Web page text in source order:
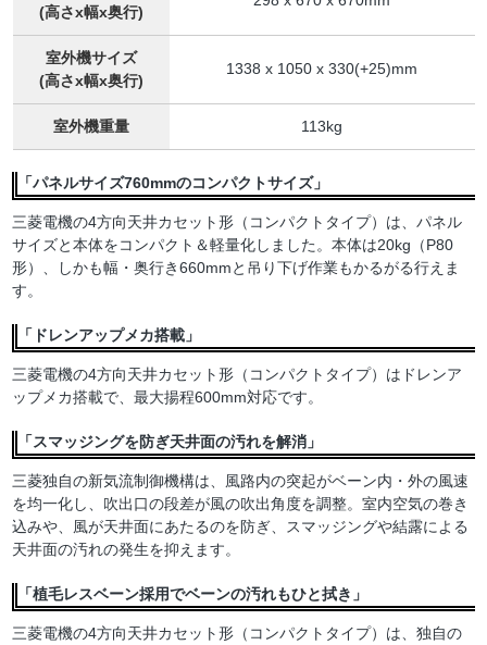
(高さx幅x奥行)
室外機サイズ
(高さx幅x奥行)
1338 x 1050 x 330(+25)mm
室外機重量 113kg
「パネルサイズ760mmのコンパクトサイズ」
三菱電機の4方向天井カセット形（コンパクトタイプ）は、パネル
サイズと本体をコンパクト＆軽量化しました。本体は20kg（P80
形）、しかも幅・奥行き660mmと吊り下げ作業もかるがる行えま
す。
「ドレンアップメカ搭載」
三菱電機の4方向天井カセット形（コンパクトタイプ）はドレンア
ップメカ搭載で、最大揚程600mm対応です。
「スマッジングを防ぎ天井面の汚れを解消」
三菱独自の新気流制御機構は、風路内の突起がベーン内・外の風速
を均一化し、吹出口の段差が風の吹出角度を調整。室内空気の巻き
込みや、風が天井面にあたるのを防ぎ、スマッジングや結露による
天井面の汚れの発生を抑えます。
「植毛レスベーン採用でベーンの汚れもひと拭き」
三菱電機の4方向天井カセット形（コンパクトタイプ）は、独自の